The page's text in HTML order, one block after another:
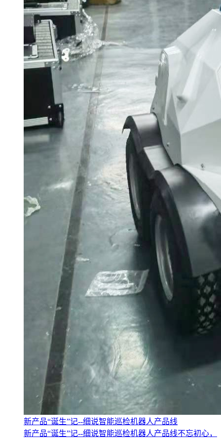
新产品“诞生”记--细说智能巡检机器人产品线
新产品“诞生”记--细说智能巡检机器人产品线不忘初心，